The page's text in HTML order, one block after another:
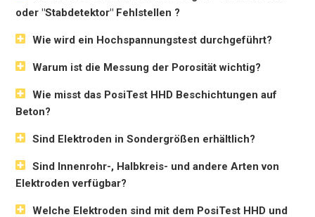
oder "Stabdetektor" Fehlstellen ?
Wie wird ein Hochspannungstest durchgeführt?
Warum ist die Messung der Porosität wichtig?
Wie misst das PosiTest HHD Beschichtungen auf
Beton?
Sind Elektroden in Sondergrößen erhältlich?
Sind Innenrohr-, Halbkreis- und andere Arten von
Elektroden verfügbar?
Welche Elektroden sind mit dem PosiTest HHD und